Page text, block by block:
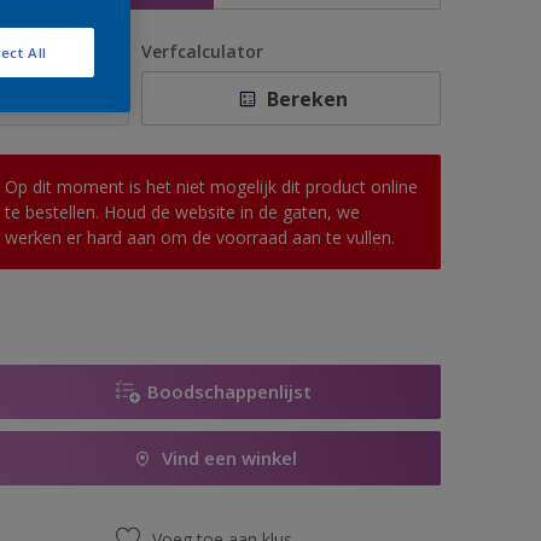
Verfcalculator
Bereken
Op dit moment is het niet mogelijk dit product online
te bestellen. Houd de website in de gaten, we
werken er hard aan om de voorraad aan te vullen.
Boodschappenlijst
Vind een winkel
All